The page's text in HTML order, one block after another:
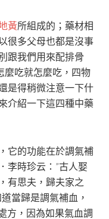
黃所組成的；藥材相
很多父母也都是沒事
跟我們用來配排骨
麼吃就怎麼吃，四物
是得稍微注意一下什
介紹一下這四種中藥
它的功能在於調氣補
李時珍云：”古人娶
有思夫，歸夫家之
當歸是調氣補血，
方，因為如果氣血調